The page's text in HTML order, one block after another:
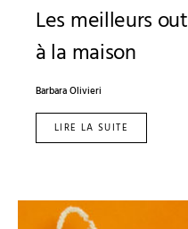
Les meilleurs
à la maison
Barbara Olivieri
LIRE LA SUITE